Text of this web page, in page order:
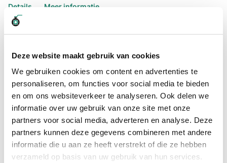
Deze website maakt gebruik van cookies
We gebruiken cookies om content en advertenties te
personaliseren, om functies voor social media te bieden
en om ons websiteverkeer te analyseren. Ook delen we
informatie over uw gebruik van onze site met onze
partners voor social media, adverteren en analyse. Deze
partners kunnen deze gegevens combineren met andere
informatie die u aan ze heeft verstrekt of die ze hebben
verzameld op basis van uw gebruik van hun services.
Details Meer informatie
Details
Slangklem ABA verzinkt 310 -
340mm kopen?
ABA verzinkt slangklem 310 - 340mm, staat bekend om het
blauwe huisje. De ABA slangklem is één van de beste
slangklem en wordt hierdoor veelvuldig ingezet bij diverse
toepassingen in de landbouw en algemene industrie.
De ABA slangklem verzinkt heeft een bereik van 310 - 340mm,
dit wil zeggen dat het bereik tussen deze 2 getallen het
klembereik is.